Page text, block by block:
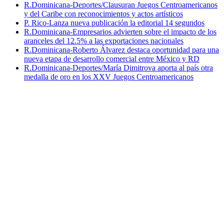
R.Dominicana-Deportes/Clausuran Juegos Centroamericanos
y del Caribe con reconocimientos y actos artísticos
P. Rico-Lanza nueva publicación la editorial 14 segundos
R.Dominicana-Empresarios advierten sobre el impacto de los
aranceles del 12.5% a las exportaciones nacionales
R.Dominicana-Roberto Álvarez destaca oportunidad para una
nueva etapa de desarrollo comercial entre México y RD
R.Dominicana-Deportes/María Dimitrova aporta al país otra
medalla de oro en los XXV Juegos Centroamericanos